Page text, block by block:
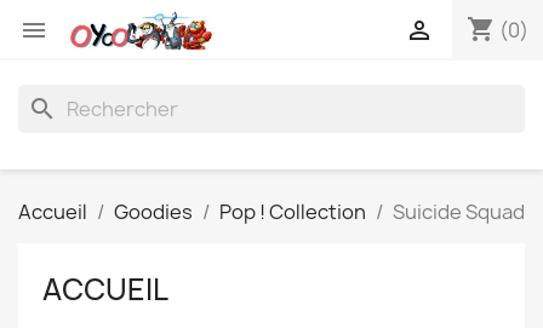
 shopping_cart (0)

search
Accueil Goodies Pop ! Collection Suicide Squad
ACCUEIL